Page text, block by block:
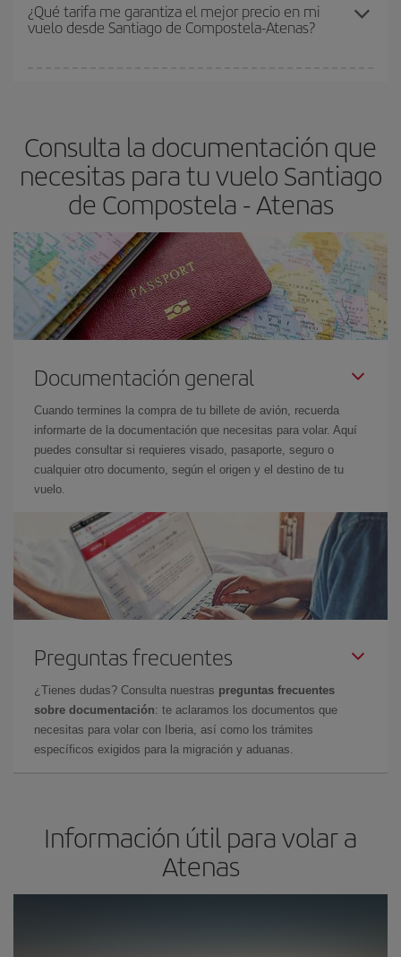
Los precios dependen de las plazas que queden libres en el vuelo
y de que las tarifas más baratas (turista) estén disponibles o se
¿Qué tarifa me garantiza el mejor precio en mi
vuelo desde Santiago de Compostela-Atenas?
Consulta la documentación que
necesitas para tu vuelo Santiago
de Compostela - Atenas
Documentación general
Cuando termines la compra de tu billete de avión, recuerda
informarte de la documentación que necesitas para volar. Aquí
puedes consultar si requieres visado, pasaporte, seguro o
cualquier otro documento, según el origen y el destino de tu
vuelo.
Preguntas frecuentes
¿Tienes dudas? Consulta nuestras preguntas frecuentes
sobre documentación: te aclaramos los documentos que
necesitas para volar con Iberia, así como los trámites
específicos exigidos para la migración y aduanas.
Información útil para volar a
Atenas